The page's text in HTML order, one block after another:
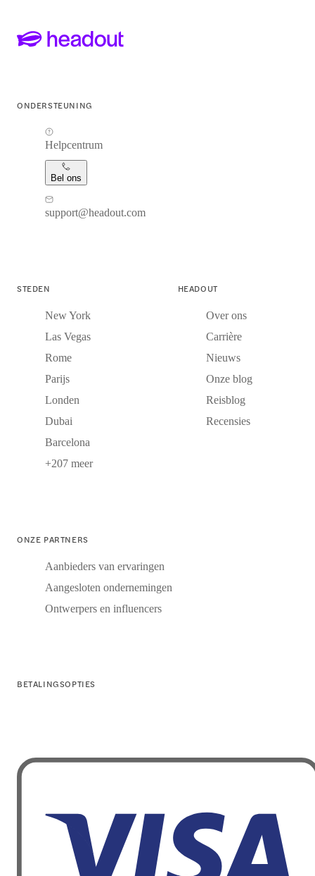
ONDERSTEUNING
Helpcentrum
Bel ons
support@headout.com
STEDEN
New York
Las Vegas
Rome
Parijs
Londen
Dubai
Barcelona
+207 meer
HEADOUT
Over ons
Carrière
Nieuws
Onze blog
Reisblog
Recensies
ONZE PARTNERS
Aanbieders van ervaringen
Aangesloten ondernemingen
Ontwerpers en influencers
BETALINGSOPTIES